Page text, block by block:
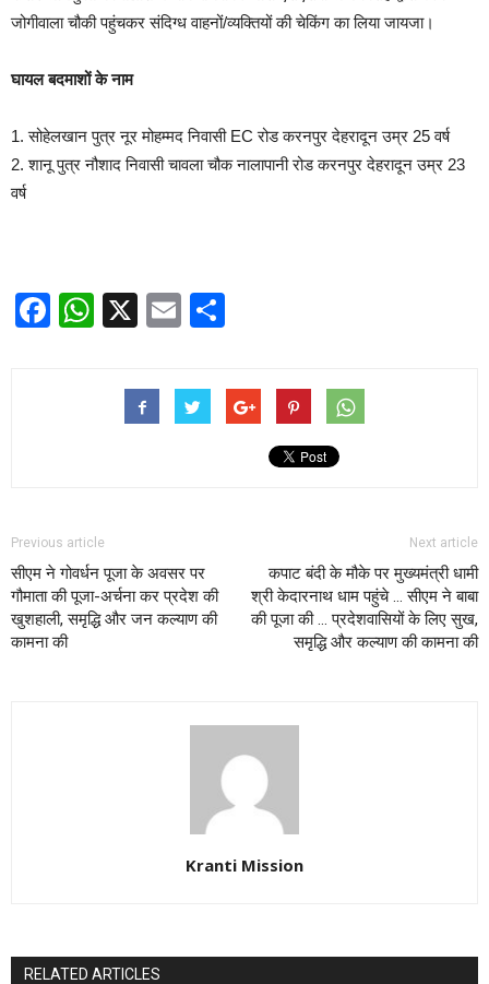
जोगीवाला चौकी पहुंचकर संदिग्ध वाहनों/व्यक्तियों की चेकिंग का लिया जायजा।
घायल बदमाशों के नाम
1. सोहेलखान पुत्र नूर मोहम्मद निवासी EC रोड करनपुर देहरादून उम्र 25 वर्ष
2. शानू पुत्र नौशाद निवासी चावला चौक नालापानी रोड करनपुर देहरादून उम्र 23
वर्ष
Facebook
WhatsApp
X Email
Previous article
सीएम ने गोवर्धन पूजा के अवसर पर
गौमाता की पूजा-अर्चना कर प्रदेश की
खुशहाली, समृद्धि और जन कल्याण की
कामना की
Next article
कपाट बंदी के मौके पर मुख्यमंत्री धामी
श्री केदारनाथ धाम पहुंचे … सीएम ने बाबा
की पूजा की … प्रदेशवासियों के लिए सुख,
समृद्धि और कल्याण की कामना की
Kranti Mission
RELATED ARTICLES